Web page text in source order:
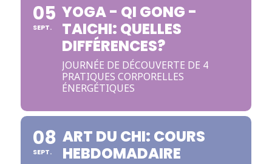
05
SEPT.
YOGA - QI GONG -
TAICHI: QUELLES
DIFFÉRENCES?
JOURNÉE DE DÉCOUVERTE DE 4
PRATIQUES CORPORELLES
ÉNERGÉTIQUES
08
SEPT.
ART DU CHI: COURS
HEBDOMADAIRE